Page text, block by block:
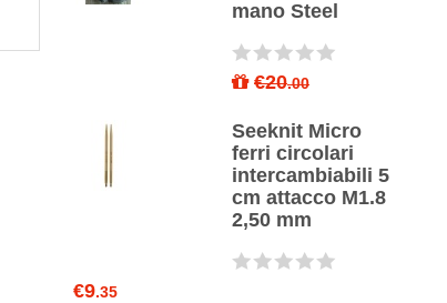
mano Steel
€20.00
Seeknit Micro
ferri circolari
intercambiabili 5
cm attacco M1.8
2,50 mm
€9.35